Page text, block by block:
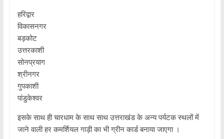
हरिद्वार
विकासनगर
बड़कोट
उत्तरकाशी
सोनप्रयाग
श्रीनगर
गुपकाशी
पांडुकेश्वर
इसके साथ ही चारधाम के साथ साथ उत्तराखंड के अन्य पर्यटक स्थलों में
जाने वाली हर कमर्शियल गाड़ी का भी ग्रीन कार्ड बनाया जाएगा ।